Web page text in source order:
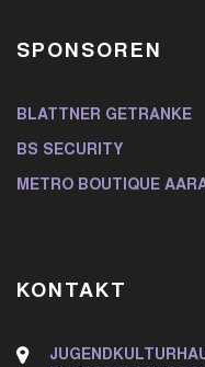
SPONSOREN
BLATTNER GETRÄNKE
BS SECURITY
METRO BOUTIQUE
KONTAKT